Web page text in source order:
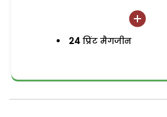
24 प्रिंट मैगजीन